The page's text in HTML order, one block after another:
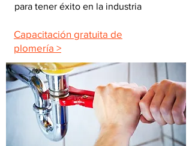
para tener éxito en la industria
Capacitación gratuita de
plomería >